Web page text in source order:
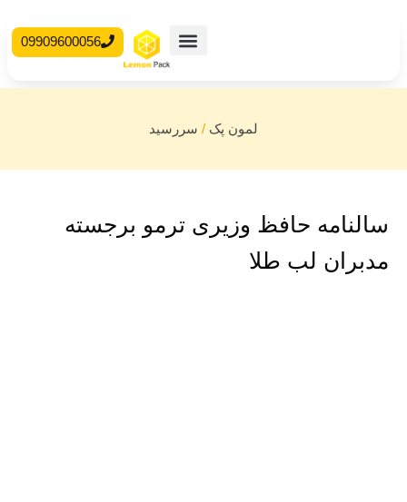
09909600056
لمون پک / سررسید
سالنامه حافظ وزیری ترمو برجسته
مدبران لب طلا